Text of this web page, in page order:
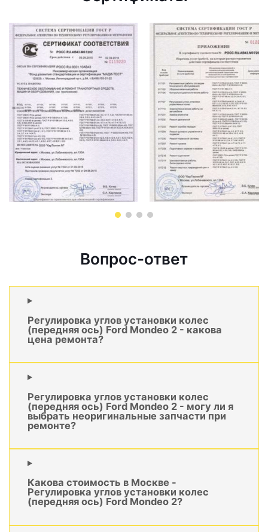
Вопрос-ответ
Регулировка углов установки колес
(передняя ось) Ford Mondeo 2 - какова
цена ремонта?
Регулировка углов установки колес
(передняя ось) Ford Mondeo 2 - могу ли я
выбрать неоригинальные запчасти при
ремонте?
Какова стоимость в Москве -
Регулировка углов установки колес
(передняя ось) Ford Mondeo 2?